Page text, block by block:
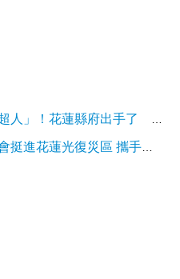
蓮縣府出手了 每日發1.5萬份早午餐
復災區 攜手獸醫與志工守護受災動物